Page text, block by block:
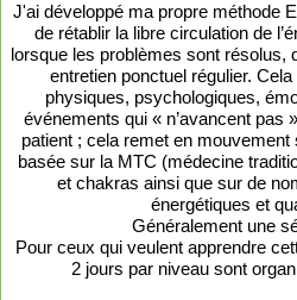
J'ai développé ma propre méthode
de rétablir la libre circulation de
lorsque les problèmes sont résolus,
entretien ponctuel régulier.
physiques, psychologiques,
événements qui « n’avancent pas
patient ; cela remet en
basée sur la MTC (médecine
et chakras ainsi que sur de
énergétiques et
Généralement une
Pour ceux qui veulent apprendre
2 jours par niveau sont